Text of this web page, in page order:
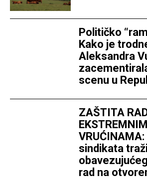
Političko
Kako je
Aleksandra
scenu u
ZAŠTITA
EKSTREMNIM
sindikata
rad na